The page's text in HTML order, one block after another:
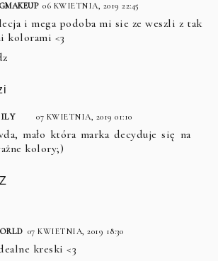
06 KWIETNIA, 2019 22:45
i mega podoba mi sie ze weszli z tak
kolorami <3
07 KWIETNIA, 2019 01:10
mało która marka decyduje się na
kolory;)
07 KWIETNIA, 2019 18:30
kreski <3